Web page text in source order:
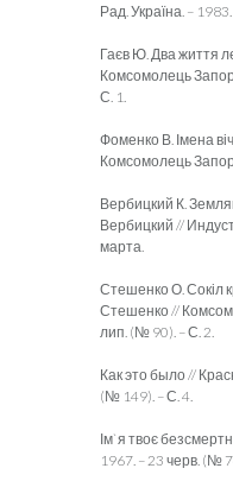
Рад. Україна. –
Гаєв Ю. Два життя
Комсомолець
С. 1.
Фоменко В. Імена
Комсомолець
Вербицкий К.
Вербицкий //
марта.
Стешенко О. Сокіл
Стешенко //
лип. (№ 90). – С. 2.
Как это было //
(№ 149). – С. 4.
Ім`я твоє
1967. – 23 черв. (№